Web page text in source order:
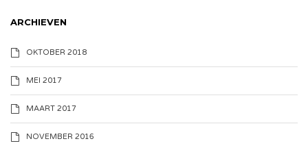
ARCHIEVEN
OKTOBER 2018
MEI 2017
MAART 2017
NOVEMBER 2016